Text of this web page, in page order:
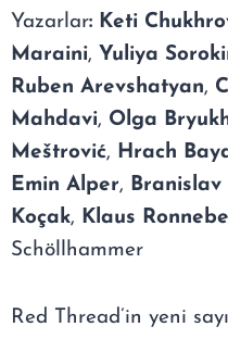
Yazarlar: Keti
Maraini, Yuliya
Ruben Arevshatyan,
Mahdavi, Olga
Meštrović, Hrach
Emin Alper,
Koçak, Klaus
Schöllhammer
Red Thread’in yeni